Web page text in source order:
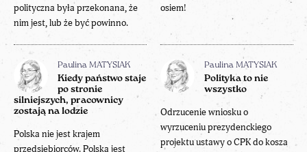
polityczna była przekonana, że
nim jest, lub że być powinno.
osiem!
Paulina MATYSIAK
Kiedy państwo staje
po stronie
silniejszych, pracownicy
zostają na lodzie
Polska nie jest krajem
przedsiębiorców. Polska jest
Paulina MATYSIAK
Polityka to nie
wszystko
Odrzucenie wniosku o
wyrzuceniu prezydenckiego
projektu ustawy o CPK do kosza